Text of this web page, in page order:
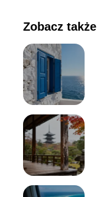
Zobacz